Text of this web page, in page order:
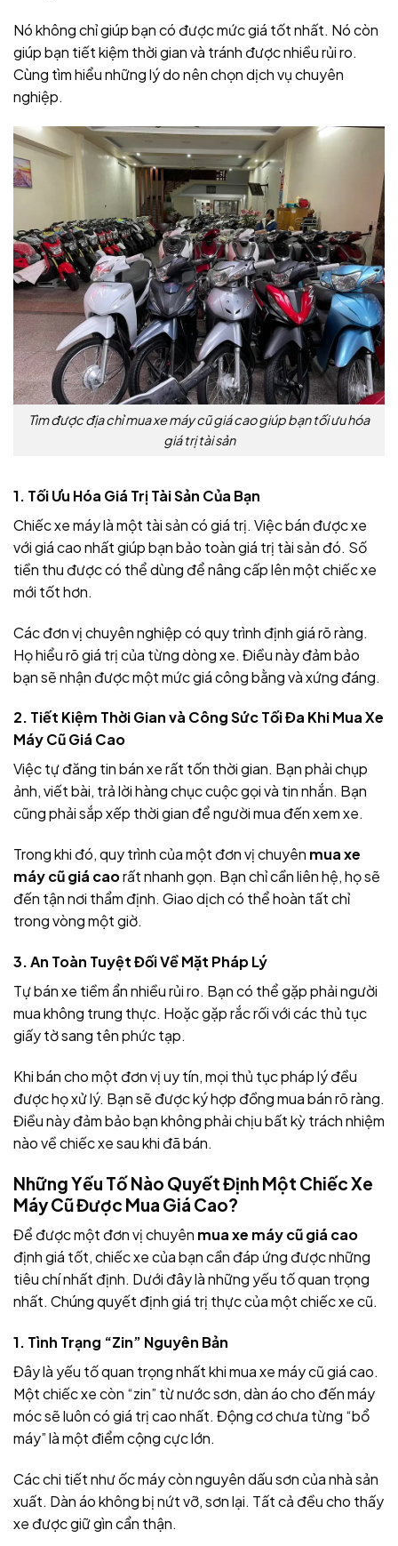
Nó không chỉ giúp bạn có được mức giá tốt nhất. Nó còn
giúp bạn tiết kiệm thời gian và tránh được nhiều rủi ro.
Cùng tìm hiểu những lý do nên chọn dịch vụ chuyên
nghiệp.
Tìm được địa chỉ mua xe máy cũ giá cao giúp bạn tối ưu hóa
giá trị tài sản
1. Tối Ưu Hóa Giá Trị Tài Sản Của Bạn
Chiếc xe máy là một tài sản có giá trị. Việc bán được xe
với giá cao nhất giúp bạn bảo toàn giá trị tài sản đó. Số
tiền thu được có thể dùng để nâng cấp lên một chiếc xe
mới tốt hơn.
Các đơn vị chuyên nghiệp có quy trình định giá rõ ràng.
Họ hiểu rõ giá trị của từng dòng xe. Điều này đảm bảo
bạn sẽ nhận được một mức giá công bằng và xứng đáng.
2. Tiết Kiệm Thời Gian và Công Sức Tối Đa Khi Mua Xe
Máy Cũ Giá Cao
Việc tự đăng tin bán xe rất tốn thời gian. Bạn phải chụp
ảnh, viết bài, trả lời hàng chục cuộc gọi và tin nhắn. Bạn
cũng phải sắp xếp thời gian để người mua đến xem xe.
Trong khi đó, quy trình của một đơn vị chuyên mua xe
máy cũ giá caorất nhanh gọn. Bạn chỉ cần liên hệ, họ sẽ
đến tận nơi thẩm định. Giao dịch có thể hoàn tất chỉ
trong vòng một giờ.
3. An Toàn Tuyệt Đối Về Mặt Pháp Lý
Tự bán xe tiềm ẩn nhiều rủi ro. Bạn có thể gặp phải người
mua không trung thực. Hoặc gặp rắc rối với các thủ tục
giấy tờ sang tên phức tạp.
Khi bán cho một đơn vị uy tín, mọi thủ tục pháp lý đều
được họ xử lý. Bạn sẽ được ký hợp đồng mua bán rõ ràng.
Điều này đảm bảo bạn không phải chịu bất kỳ trách nhiệm
nào về chiếc xe sau khi đã bán.
Những Yếu Tố Nào Quyết Định Một Chiếc Xe
Máy Cũ Được Mua Giá Cao?
Để được một đơn vị chuyên mua xe máy cũ giá cao
định giá tốt, chiếc xe của bạn cần đáp ứng được những
tiêu chí nhất định. Dưới đây là những yếu tố quan trọng
nhất. Chúng quyết định giá trị thực của một chiếc xe cũ.
1. Tình Trạng “Zin” Nguyên Bản
Đây là yếu tố quan trọng nhất khi mua xe máy cũ giá cao.
Một chiếc xe còn “zin” từ nước sơn, dàn áo cho đến máy
móc sẽ luôn có giá trị cao nhất. Động cơ chưa từng “bổ
máy” là một điểm cộng cực lớn.
Các chi tiết như ốc máy còn nguyên dấu sơn của nhà sản
xuất. Dàn áo không bị nứt vỡ, sơn lại. Tất cả đều cho thấy
xe được giữ gìn cẩn thận.